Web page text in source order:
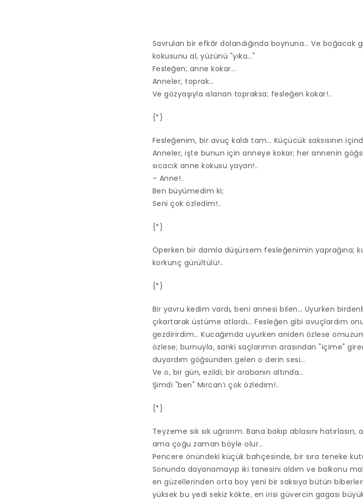
Savrulan bir efkâr dolandığında boynuna… Ve boğacak
kokusunu al, yüzünü "yıka…"
Fesleğen; anne kokar…
Anneler, toprak…
Ve gözyaşıyla ıslanan topraksa; fesleğen kokar!..
{*}
Fesleğenim, bir avuç kaldı tam… Küçücük saksısının
Anneler, işte bunun için anneye kokar; her annenin
sıcacık anne kokusu yayan!..
– Anne!..
Ben büyümedim ki;
Seni çok özledim!..
{*}
Öperken bir damla düşürsem fesleğenimin yaprağına;
korkunç gürültülü!..
{*}
Bir yavru kedim vardı, beni annesi bilen… Uyurken
çıkartarak üstüme atlardı… Fesleğen gibi avuçlardım
gezdirirdim… Kucağımda uyurken aniden özlese
özlese; burnuyla, sanki saçlarımın arasından "içime"
duyardım göğsünden gelen o derin sesi…
Ve o, bir gün, ezildi; bir arabanın altında…
Şimdi "ben" Mırcan’ı çok özledim!..
{*}
Teyzeme sık sık uğrarım. Bana bakıp ablasını
ama çoğu zaman böyle olur…
Pencere önündeki küçük bahçesinde, bir sıra teneke
Sonunda dayanamayıp iki tanesini aldım ve balkonu
en güzellerinden orta boy yeni bir saksıya bütün
yüksek bu yedi sekiz kökte, en irisi güvercin gagası